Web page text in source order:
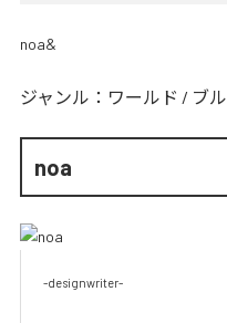
noa&
ジャンル： ワールド / ブ
noa
-designwriter-